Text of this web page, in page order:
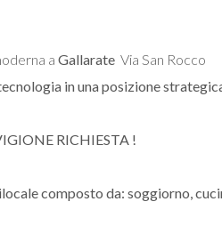
a Gallarate Via San Rocco
in una posizione
RICHIESTA !
composto da: soggiorno,